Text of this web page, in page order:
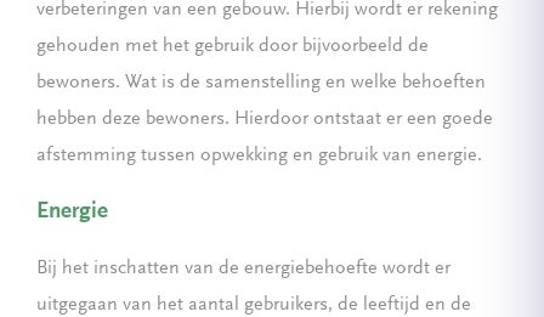
verbeteringen van een gebouw. Hierbij wordt er rekening
gehouden met het gebruik door bijvoorbeeld de
bewoners. Wat is de samenstelling en welke behoeften
hebben deze bewoners. Hierdoor ontstaat er een goede
afstemming tussen opwekking en gebruik van energie.
Energie
Bij het inschatten van de energiebehoefte wordt er
uitgegaan van het aantal gebruikers, de leeftijd en de